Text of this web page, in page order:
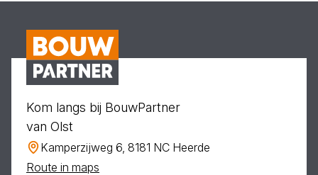
Kom langs bij BouwPartner
van Olst
Kamperzijweg 6, 8181 NC Heerde
Route in maps